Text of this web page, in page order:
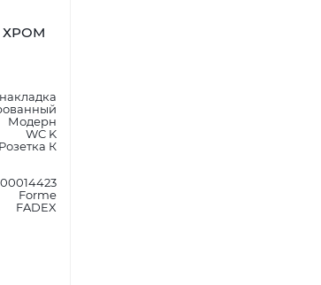
накладка
Модерн
WC K
Розетка К
Forme
FADEX